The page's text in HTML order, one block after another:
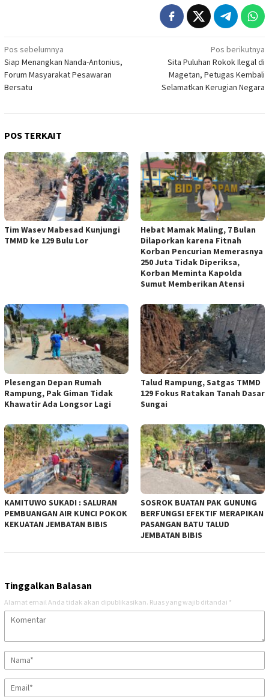
Navigasi
pos
Pos sebelumnya
Siap Menangkan Nanda-Antonius,
Forum Masyarakat Pesawaran
Bersatu
Pos berikutnya
Sita Puluhan Rokok Ilegal di
Magetan, Petugas Kembali
Selamatkan Kerugian Negara
POS TERKAIT
Tim Wasev Mabesad Kunjungi
TMMD ke 129 Bulu Lor
Hebat Mamak Maling, 7 Bulan
Dilaporkan karena Fitnah
Korban Pencurian Memerasnya
250 Juta Tidak Diperiksa,
Korban Meminta Kapolda
Sumut Memberikan Atensi
Plesengan Depan Rumah
Rampung, Pak Giman Tidak
Khawatir Ada Longsor Lagi
Talud Rampung, Satgas TMMD
129 Fokus Ratakan Tanah Dasar
Sungai
KAMITUWO SUKADI : SALURAN
PEMBUANGAN AIR KUNCI POKOK
KEKUATAN JEMBATAN BIBIS
SOSROK BUATAN PAK GUNUNG
BERFUNGSI EFEKTIF MERAPIKAN
PASANGAN BATU TALUD
JEMBATAN BIBIS
Tinggalkan Balasan
Alamat email Anda tidak akan dipublikasikan. Ruas yang wajib ditandai *